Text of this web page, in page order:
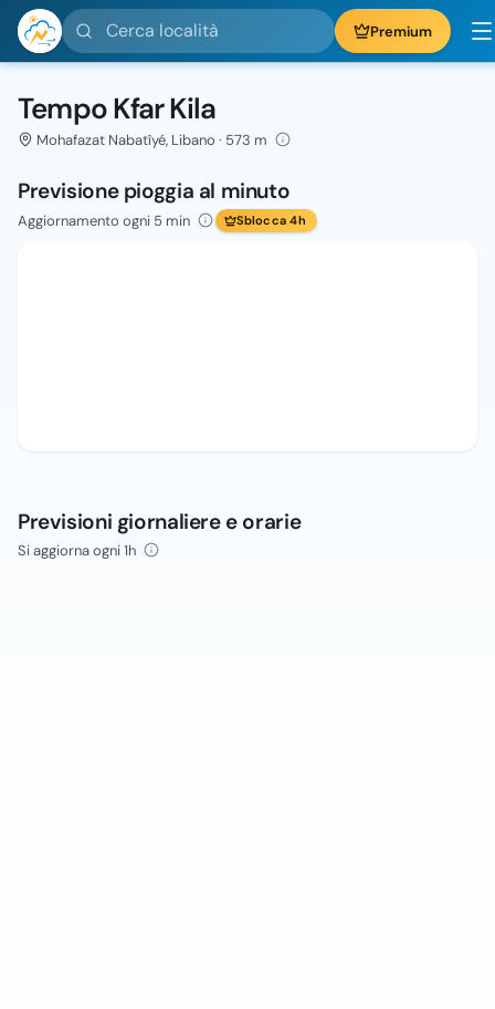
Cerca località Premium
Tempo Kfar Kila
Mohafazat Nabatîyé, Libano · 573 m
Previsione pioggia al minuto
Aggiornamento ogni 5 min Sblocca 4h
Previsioni giornaliere e orarie
Si aggiorna ogni 1h